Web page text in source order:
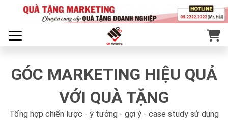
GÓC MARKETING HIỆU QUẢ
VỚI QUÀ TẶNG
Tổng hợp chiến lược - ý tưởng - gợi ý - case study sử dụng